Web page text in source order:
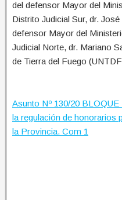
del defensor Mayor del
Distrito Judicial Sur, dr.
defensor Mayor del
Judicial Norte, dr. Mariano
de Tierra del Fuego
Asunto Nº 130/20
la regulación de honorarios
la Provincia. Com 1